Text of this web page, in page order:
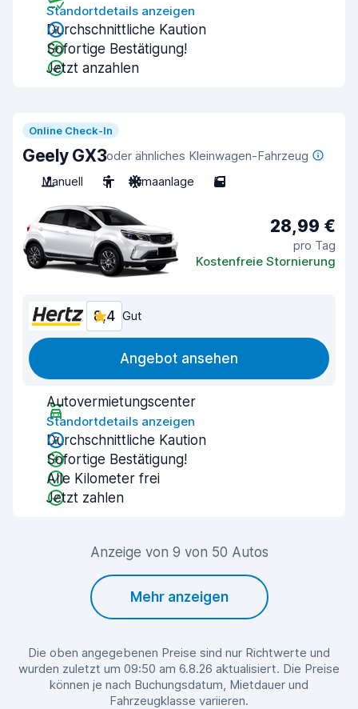
Standortdetails anzeigen
Durchschnittliche Kaution
Sofortige Bestätigung!
Jetzt anzahlen
Online Check-In
Geely GX3oder ähnliches Kleinwagen-Fahrzeug
Manuell
5 Klimaanlage 5
28,99 €
pro Tag
Kostenfreie Stornierung
8,4 Gut
Angebot ansehen
Autovermietungscenter
Standortdetails anzeigen
Durchschnittliche Kaution
Sofortige Bestätigung!
Alle Kilometer frei
Jetzt zahlen
Anzeige von 9 von 50 Autos
Mehr anzeigen
Die oben angegebenen Preise sind nur Richtwerte und
wurden zuletzt um 09:50 am 6.8.26 aktualisiert. Die Preise
können je nach Buchungsdatum, Mietdauer und
Fahrzeugklasse variieren.